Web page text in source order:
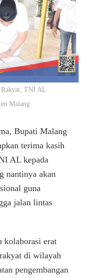
Rakyat, TNI AL
Malang
Bupati Malang
terima kasih
AL kepada
nantinya akan
guna
jalan lintas
kolaborasi erat
di wilayah
pengembangan